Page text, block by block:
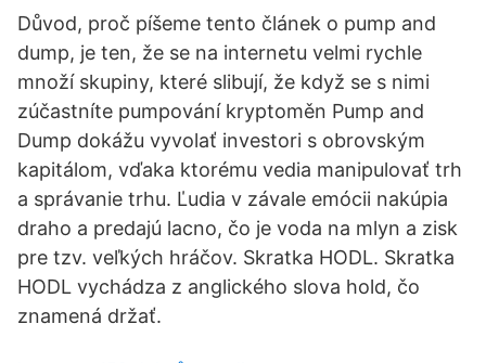
Důvod, proč píšeme tento článek o pump and
dump, je ten, že se na internetu velmi rychle
množí skupiny, které slibují, že když se s nimi
zúčastníte pumpování kryptoměn Pump and
Dump dokážu vyvolať investori s obrovským
kapitálom, vďaka ktorému vedia manipulovať trh
a správanie trhu. Ľudia v závale emócii nakúpia
draho a predajú lacno, čo je voda na mlyn a zisk
pre tzv. veľkých hráčov. Skratka HODL. Skratka
HODL vychádza z anglického slova hold, čo
znamená držať.